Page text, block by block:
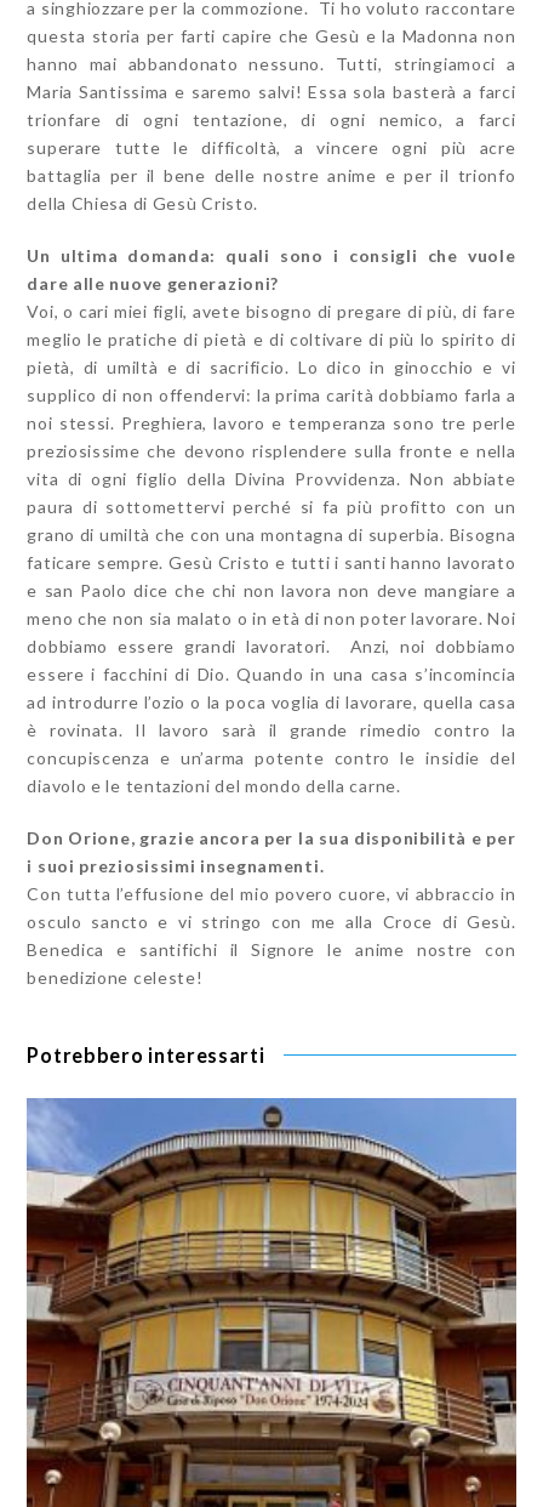
a singhiozzare per la commozione. Ti ho voluto raccontare
questa storia per farti capire che Gesù e la Madonna non
hanno mai abbandonato nessuno. Tutti, stringiamoci a
Maria Santissima e saremo salvi! Essa sola basterà a farci
trionfare di ogni tentazione, di ogni nemico, a farci
superare tutte le difficoltà, a vincere ogni più acre
battaglia per il bene delle nostre anime e per il trionfo
della Chiesa di Gesù Cristo.
Un ultima domanda: quali sono i consigli che vuole
dare alle nuove generazioni?
Voi, o cari miei figli, avete bisogno di pregare di più, di fare
meglio le pratiche di pietà e di coltivare di più lo spirito di
pietà, di umiltà e di sacrificio. Lo dico in ginocchio e vi
supplico di non offendervi: la prima carità dobbiamo farla a
noi stessi. Preghiera, lavoro e temperanza sono tre perle
preziosissime che devono risplendere sulla fronte e nella
vita di ogni figlio della Divina Provvidenza. Non abbiate
paura di sottomettervi perché si fa più profitto con un
grano di umiltà che con una montagna di superbia. Bisogna
faticare sempre. Gesù Cristo e tutti i santi hanno lavorato
e san Paolo dice che chi non lavora non deve mangiare a
meno che non sia malato o in età di non poter lavorare. Noi
dobbiamo essere grandi lavoratori. Anzi, noi dobbiamo
essere i facchini di Dio. Quando in una casa s’incomincia
ad introdurre l’ozio o la poca voglia di lavorare, quella casa
è rovinata. Il lavoro sarà il grande rimedio contro la
concupiscenza e un’arma potente contro le insidie del
diavolo e le tentazioni del mondo della carne.
Don Orione, grazie ancora per la sua disponibilità e per
i suoi preziosissimi insegnamenti.
Con tutta l’effusione del mio povero cuore, vi abbraccio in
osculo sancto e vi stringo con me alla Croce di Gesù.
Benedica e santifichi il Signore le anime nostre con
benedizione celeste!
Potrebbero interessarti